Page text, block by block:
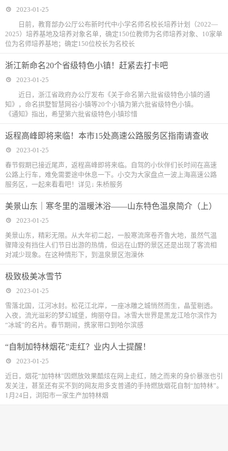
2023-01-25
日前，教育部办公厅公布新时代中小学名师名校长培养计划（2022—
2025）培养基地及培养对象名单，确定150位教师为名师培养对象、10家单
位为名师培养基地；确定150位校长为名校长
浙江新命名20个省级特色小镇！赶紧去打卡吧
2023-01-25
近日，浙江省政府办公厅发布《关于命名第六批省级特色小镇的通
知》，命名拱墅智慧网谷小镇等20个小镇为第六批省级特色小镇。
《通知》指出，希望第六批省级特色小镇珍惜
返程高峰即将来临！本市15处高速公路服务区指南请查收
2023-01-25
春节假期已接近尾声，返程高峰即将来临。自驾的小伙伴们长时间在高速
公路上行车，难免需要途中休息一下。小交为大家盘点一波上海高速公路
服务区，一起来看看吧！详见↓ 朱桥服务
美景山东｜寒冬里的温暖沐浴——山东特色温泉简介（上）
2023-01-25
美景山东，精彩无限。从大年初二起，一股寒流席卷齐鲁大地，虽然气温
骤降没有挡住人们节日出游的热情，但远在山野的景区还是出现了客流相
对减少现象。在这种情形下，到温泉景区泡澡休
极致极美冰雪节​
2023-01-25
雪落北国，江河冰封。松花江北岸，一座冰雕之城悄然而生，晶莹剔透。
入夜，流光溢彩的梦幻城堡，绚丽夺目。冰雪大世界是黑龙江哈尔滨作为
“冰城”的名片。春节期间，携家带口到哈尔滨感
“自制加特林烟花”走红？业内人士提醒！
2023-01-25
近日，烟花“加特林”因燃放效果酷炫在网上走红，随之而来的身价暴涨也引
发关注，甚至还有买不到的网友用多支普通的手持燃放烟花自制“加特林”。
1月24日，浏阳市一家生产加特林烟